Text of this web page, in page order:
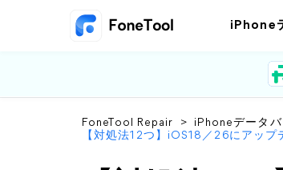
iPhone
FoneTool Repair > iPhoneデータ
【対処法12つ】iOS18／26にアッ